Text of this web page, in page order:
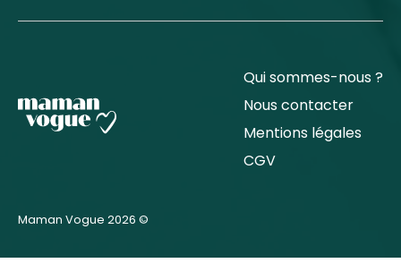
Qui sommes-nous ?
Nous contacter
Mentions légales
CGV
Maman Vogue 2026 ©